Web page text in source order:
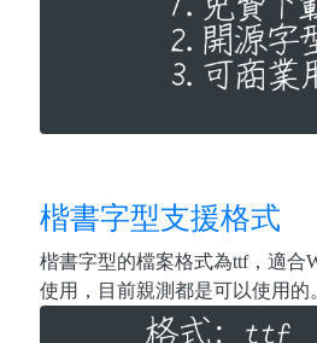
楷書字型支援格式
楷書字型的檔案格式為ttf，適合
使用，目前親測都是可以使用的